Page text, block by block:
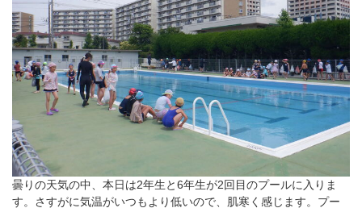
曇りの天気の中、本日は2年生と6年生が2回目のプールに入りま
す。さすがに気温がいつもより低いので、肌寒く感じます。プー